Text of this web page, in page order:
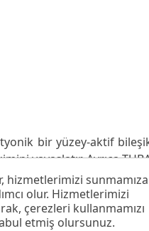
bir yüzey-aktif
yavaşlatır. Ayrıca
azaltabilir.
hizmetlerimizi sunmamıza
olur. Hizmetlerimizi
çerezleri kullanmamızı
etmiş olursunuz.